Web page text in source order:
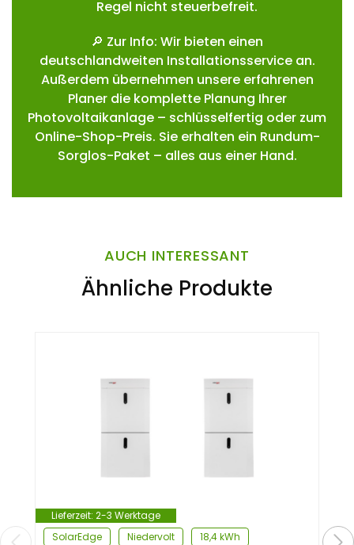
Regel nicht steuerbefreit.
🔎 Zur Info: Wir bieten einen
deutschlandweiten Installationsservice an.
Außerdem übernehmen unsere erfahrenen
Planer die komplette Planung Ihrer
Photovoltaikanlage – schlüsselfertig oder zum
Online-Shop-Preis. Sie erhalten ein Rundum-
Sorglos-Paket – alles aus einer Hand.
AUCH INTERESSANT
Ähnliche Produkte
Lieferzeit: 2-3 Werktage
SolarEdge
Niedervolt 18,4 kWh